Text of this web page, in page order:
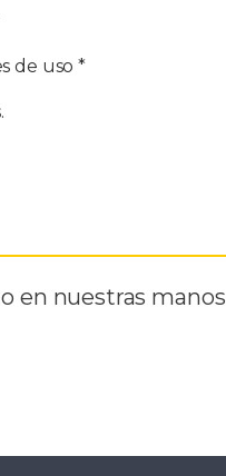
de uso *
en nuestras manos